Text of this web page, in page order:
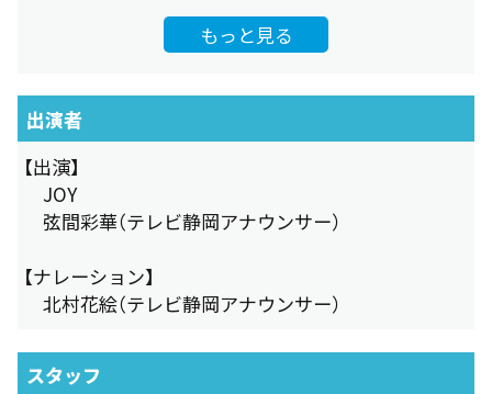
もっと見る
出演者
【出演】
JOY
弦間彩華（テレビ静岡アナウンサー）
【ナレーション】
北村花絵（テレビ静岡アナウンサー）
スタッフ